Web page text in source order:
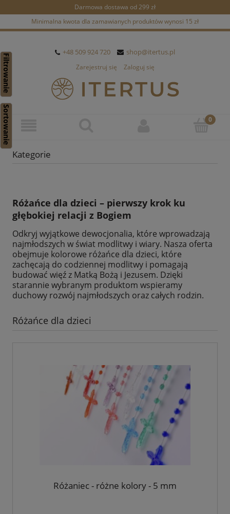
Darmowa dostawa od 299 zł
Minimalna kwota dla zamawianych produktów wynosi 15 zł
+48 509 924 720 shop@itertus.pl
Zarejestruj się Zaloguj się
Kategorie
Różańce dla dzieci – pierwszy krok ku
głębokiej relacji z Bogiem
Odkryj wyjątkowe dewocjonalia, które wprowadzają
najmłodszych w świat modlitwy i wiary. Nasza oferta
obejmuje kolorowe różańce dla dzieci, które
zachęcają do codziennej modlitwy i pomagają
budować więź z Matką Bożą i Jezusem. Dzięki
starannie wybranym produktom wspieramy
duchowy rozwój najmłodszych oraz całych rodzin.
Różańce dla dzieci
Różaniec - różne kolory - 5 mm
Filtrowanie
Sortowanie